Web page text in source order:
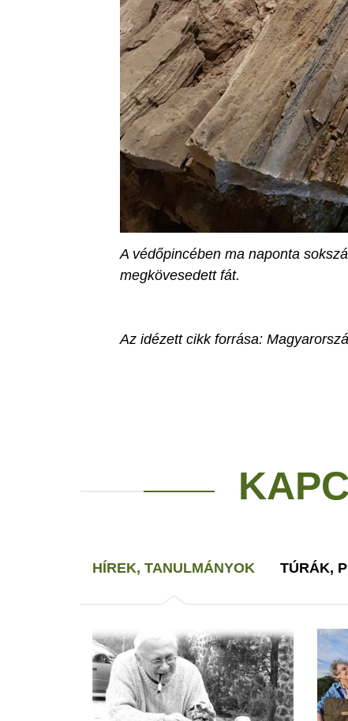
A védőpincében ma naponta
megkövesedett fát.
Az idézett cikk forrása:
HÍREK, TANULMÁNYOK TÚRÁK,